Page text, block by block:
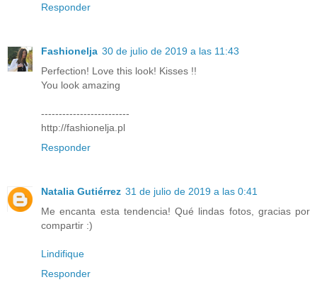
Responder
Fashionelja 30 de julio de 2019 a las 11:43
Perfection! Love this look! Kisses !!
You look amazing
-------------------------
http://fashionelja.pl
Responder
Natalia Gutiérrez 31 de julio de 2019 a las 0:41
Me encanta esta tendencia! Qué lindas fotos, gracias por
compartir :)
Lindifique
Responder